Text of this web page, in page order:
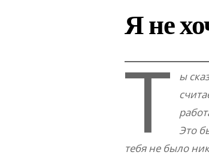
Я не
Т
ы
Это
тебя не было